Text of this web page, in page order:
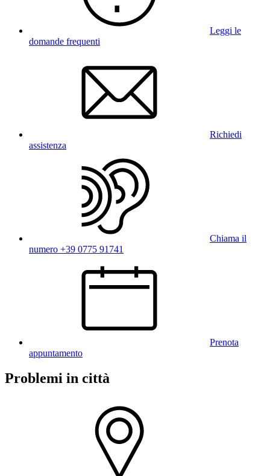
Leggi le
domande frequenti
Richiedi
assistenza
Chiama il
numero +39 0775 91741
Prenota
appuntamento
Problemi in città